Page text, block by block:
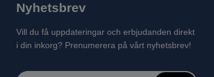
Nyhetsbrev
Vill du få uppdateringar och erbjudanden direkt
i din inkorg? Prenumerera på vårt nyhetsbrev!